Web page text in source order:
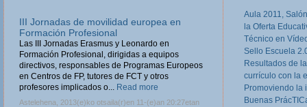
III Jornadas de movilidad europea en
Formación Profesional
Las III Jornadas Erasmus y Leonardo en
Formación Profesional, dirigidas a equipos
directivos, responsables de Programas Europeos
en Centros de FP, tutores de FCT y otros
profesores implicados o... Read more
Astelehena, 2013(e)ko otsaila(r)en 11-(e)an 20:27etan
Aula 2011,
la Oferta
Técnico en
Sello Escuela
Resultados de
currículo con la
Promoviendo la
Buenas